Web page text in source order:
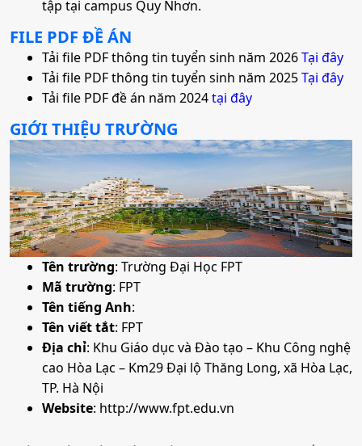
tập tại campus Quy Nhơn.
FILE PDF ĐỀ ÁN
Tải file PDF thông tin tuyển sinh năm 2026Tại đây
Tải file PDF thông tin tuyển sinh năm 2025Tại đây
Tải file PDF đề án năm 2024tại đây
GIỚI THIỆU TRƯỜNG
Tên trường: Trường Đại Học FPT
Mã trường: FPT
Tên tiếng Anh:
Tên viết tắt: FPT
Địa chỉ: Khu Giáo dục và Đào tạo – Khu Công nghệ
cao Hòa Lạc – Km29 Đại lộ Thăng Long, xã Hòa Lạc,
TP. Hà Nội
Website: http://www.fpt.edu.vn